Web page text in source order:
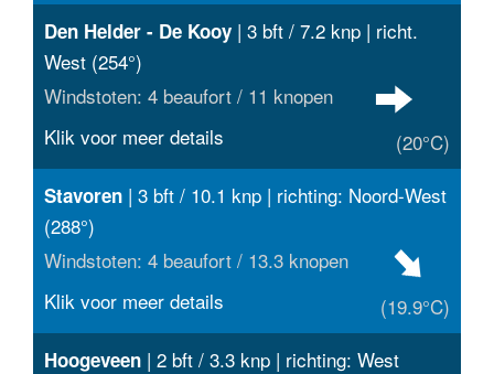
Den Helder - De Kooy | 3 bft / 7.2 knp | richt.
West (254°)
Windstoten: 4 beaufort / 11 knopen
(20°C)
Klik voor meer details
Stavoren | 3 bft / 10.1 knp | richting: Noord-West
(288°)
Windstoten: 4 beaufort / 13.3 knopen
(19.9°C)
Klik voor meer details
Hoogeveen | 2 bft / 3.3 knp | richting: West